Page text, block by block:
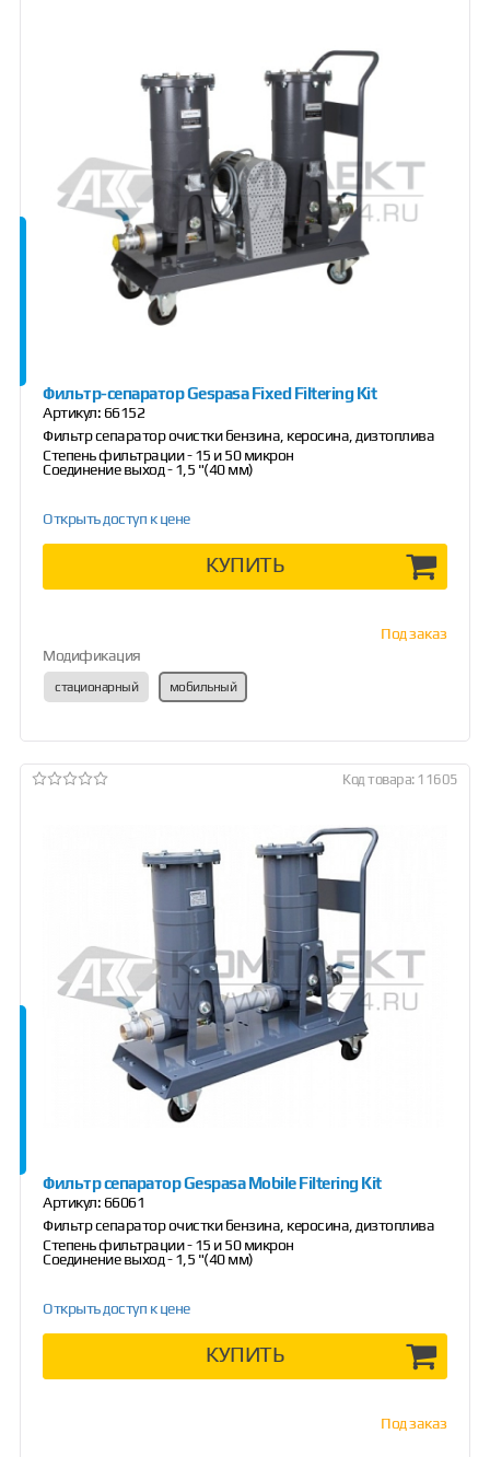
Фильтр-сепаратор Gespasa Fixed Filtering Kit
Артикул: 66152
Фильтр сепаратор очистки бензина, керосина, дизтоплива
Степень фильтрации - 15 и 50 микрон
Соединение выход - 1,5 "(40 мм)
Открыть доступ к цене
КУПИТЬ
Под заказ
Модификация
стационарный мобильный
Код товара: 11605
Фильтр сепаратор Gespasa Mobile Filtering Kit
Артикул: 66061
Фильтр сепаратор очистки бензина, керосина, дизтоплива
Степень фильтрации - 15 и 50 микрон
Соединение выход - 1,5 "(40 мм)
Открыть доступ к цене
КУПИТЬ
Под заказ